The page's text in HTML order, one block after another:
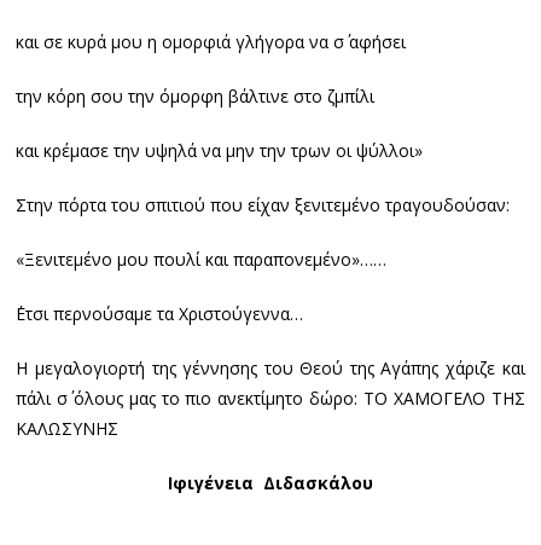
και σε κυρά μου η ομορφιά γλήγορα να σ΄ αφήσει
την κόρη σου την όμορφη βάλτινε στο ζμπίλι
και κρέμασε την υψηλά να μην την τρων οι ψύλλοι»
Στην πόρτα του σπιτιού που είχαν ξενιτεμένο τραγουδούσαν:
«Ξενιτεμένο μου πουλί και παραπονεμένο»……
΄Ετσι περνούσαμε τα Χριστούγεννα…
Η μεγαλογιορτή της γέννησης του Θεού της Αγάπης χάριζε και
πάλι σ΄ όλους μας το πιο ανεκτίμητο δώρο: ΤΟ ΧΑΜΟΓΕΛΟ ΤΗΣ
ΚΑΛΩΣΥΝΗΣ
Ιφιγένεια Διδασκάλου